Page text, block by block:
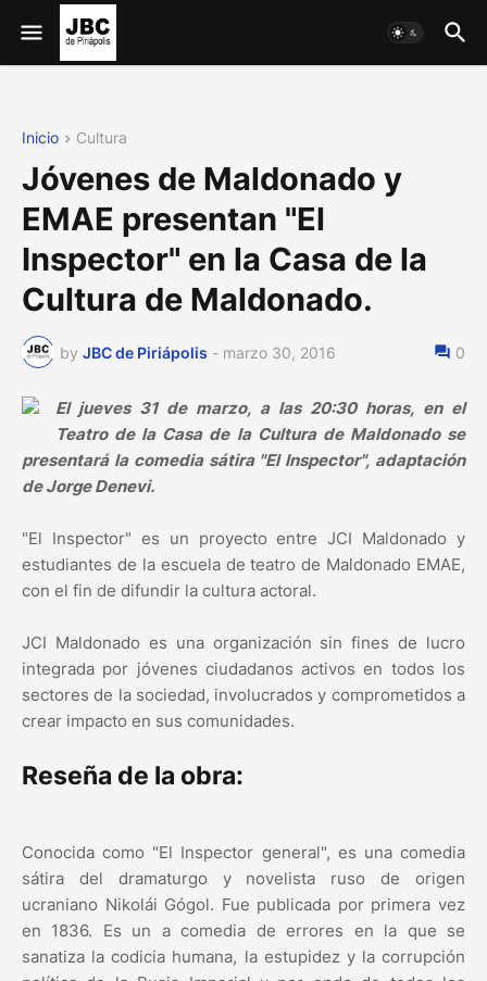
Inicio Cultura
Jóvenes de Maldonado y
EMAE presentan "El
Inspector" en la Casa de la
Cultura de Maldonado.
by JBC de Piriápolis - marzo 30, 2016 0
El jueves 31 de marzo, a las 20:30 horas, en el
Teatro de la Casa de la Cultura de Maldonado se
presentará la comedia sátira "El Inspector", adaptación
de Jorge Denevi.
"El Inspector" es un proyecto entre JCI Maldonado y
estudiantes de la escuela de teatro de Maldonado EMAE,
con el fin de difundir la cultura actoral.
JCI Maldonado es una organización sin fines de lucro
integrada por jóvenes ciudadanos activos en todos los
sectores de la sociedad, involucrados y comprometidos a
crear impacto en sus comunidades.
Reseña de la obra:
Conocida como "El Inspector general", es una comedia
sátira del dramaturgo y novelista ruso de origen
ucraniano Nikolái Gógol. Fue publicada por primera vez
en 1836. Es un a comedia de errores en la que se
sanatiza la codicia humana, la estupidez y la corrupción